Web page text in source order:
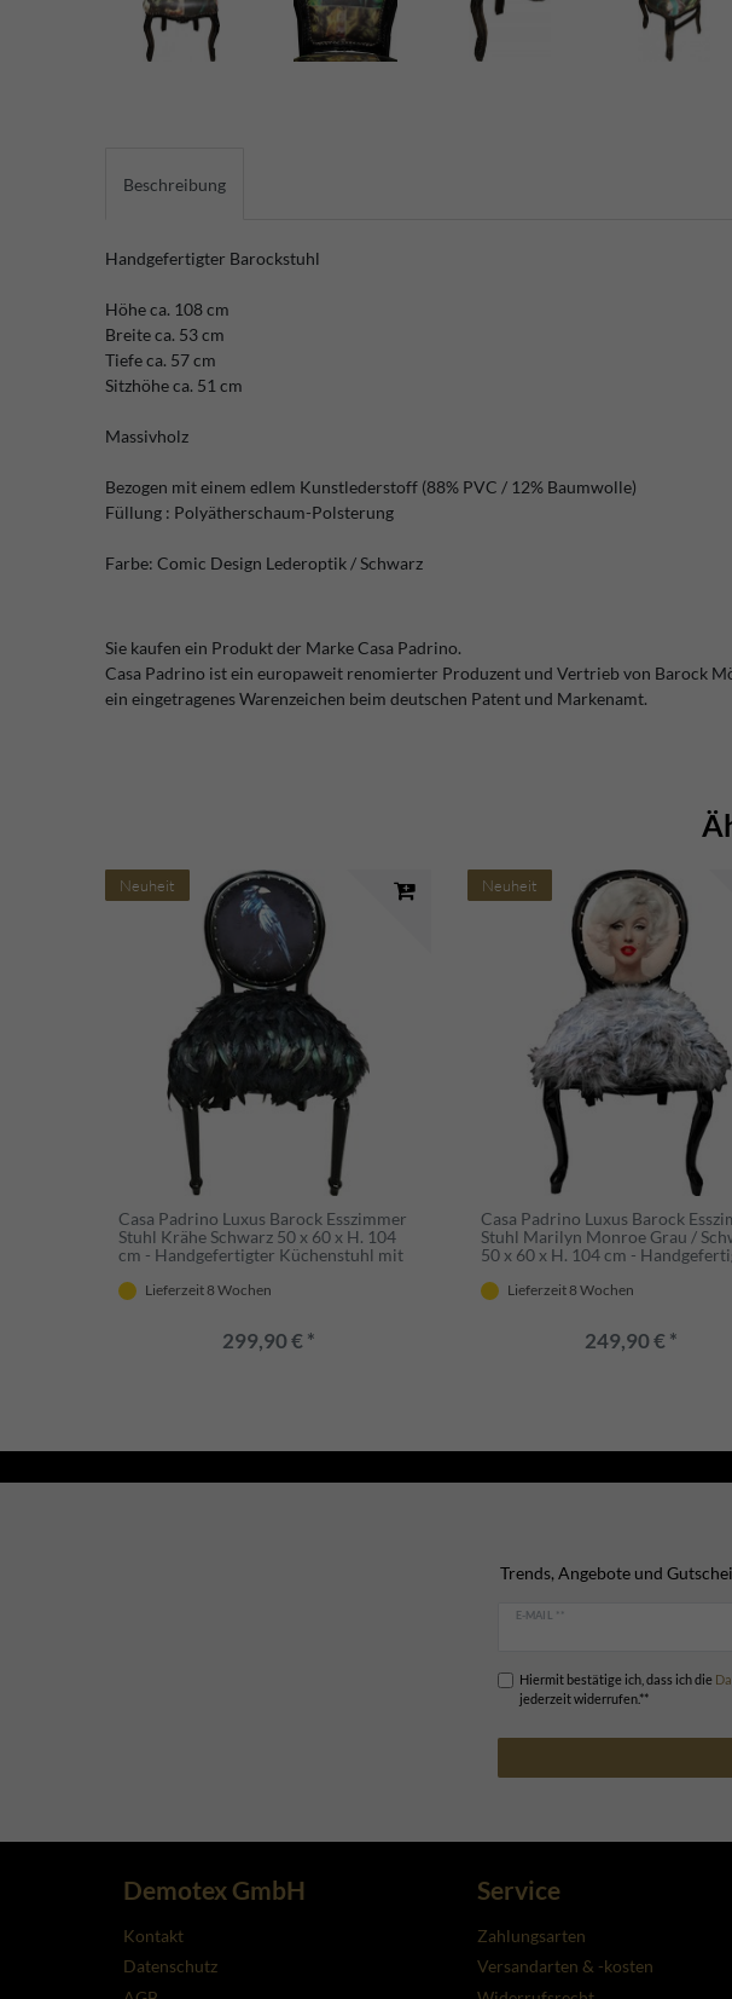
Beschreibung
Handgefertigter Barockstuhl
Höhe ca. 108 cm
Breite ca. 53 cm
Tiefe ca. 57 cm
Sitzhöhe ca. 51 cm
Massivholz
Bezogen mit einem edlem Kunstlederstoff (88% PVC / 12% Baumwolle)
Füllung : Polyätherschaum-Polsterung
Farbe: Comic Design Lederoptik / Schwarz
Sie kaufen ein Produkt der Marke Casa Padrino.
Casa Padrino ist ein europaweit renomierter Produzent und Vertrieb von Barock
ein eingetragenes Warenzeichen beim deutschen Patent und Markenamt.
Neuheit
Casa Padrino Luxus Barock Esszimmer
Stuhl Krähe Schwarz 50 x 60 x H. 104
cm - Handgefertigter Küchenstuhl mit
Lieferzeit 8 Wochen
299,90 € *
Neuheit
Casa Padrino Luxus Barock
Stuhl Marilyn Monroe Grau /
50 x 60 x H. 104 cm -
Barock Esszimmer Möbel
Lieferzeit 8 Wochen
249,90 € *
Trends, Angebote und
E-MAIL **
Hiermit bestätige ich, dass ich die
jederzeit widerrufen.**
Demotex GmbH
Kontakt
Datenschutz
Service
Zahlungsarten
Versandarten & -kosten